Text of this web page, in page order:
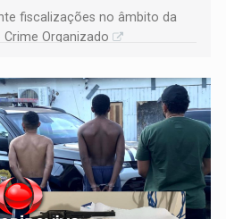
fiscalizações no âmbito da
Organizado